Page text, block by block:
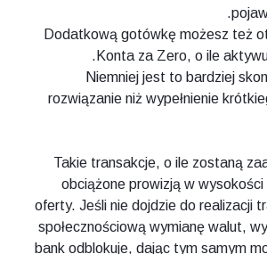
Dodatkową gotówkę możesz też
Konta za Zero, o ile
Niemniej jest to bardziej
rozwiązanie niż wypełnienie
Takie transakcje, o ile zostaną
obciążone prowizją w
oferty. Jeśli nie dojdzie do realizacji
społecznościową wymianę walut,
bank odblokuje, dając tym samym